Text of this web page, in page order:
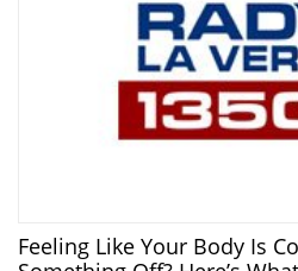
Feeling Like Your Body Is